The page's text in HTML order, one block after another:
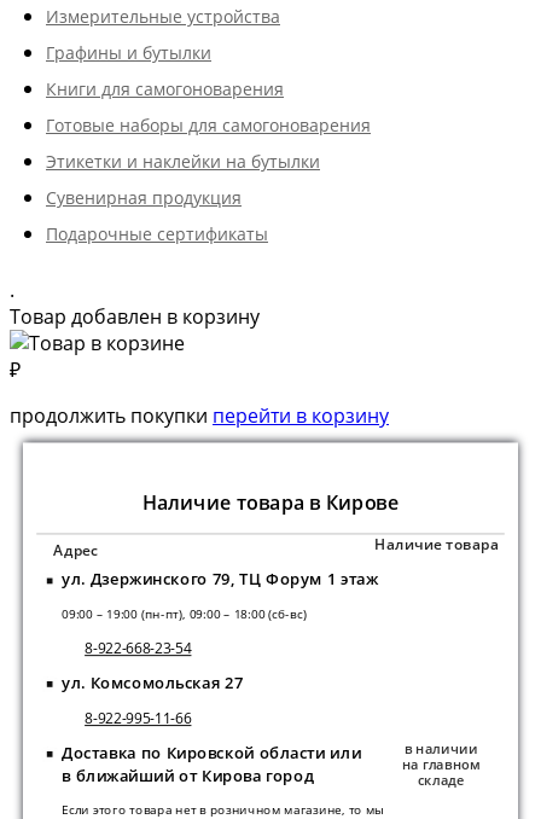
Измерительные устройства
Графины и бутылки
Книги для самогоноварения
Готовые наборы для самогоноварения
Этикетки и наклейки на бутылки
Сувенирная продукция
Подарочные сертификаты
.
Товар добавлен в корзину
₽
продолжить покупки перейти в корзину
Наличие товара в Кирове
Адрес Наличие товара
ул. Дзержинского 79, ТЦ Форум 1 этаж
09:00 – 19:00 (пн-пт), 09:00 – 18:00 (сб-вс)
8-922-668-23-54
ул. Комсомольская 27
8-922-995-11-66
Доставка по Кировской области или
в ближайший от Кирова город
Если этого товара нет в розничном магазине, то мы
в наличии
на главном
складе